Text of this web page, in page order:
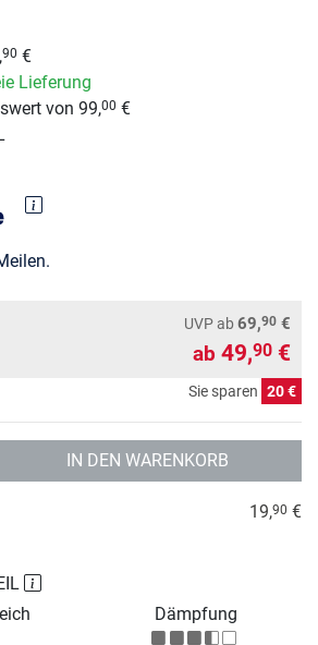
90 €
Lieferung
von 99,00 €
UVPab 69,90 €
ab 49,90 €
Sie sparen 20 €
IN DEN WARENKORB
Dämpfung
19,90 €